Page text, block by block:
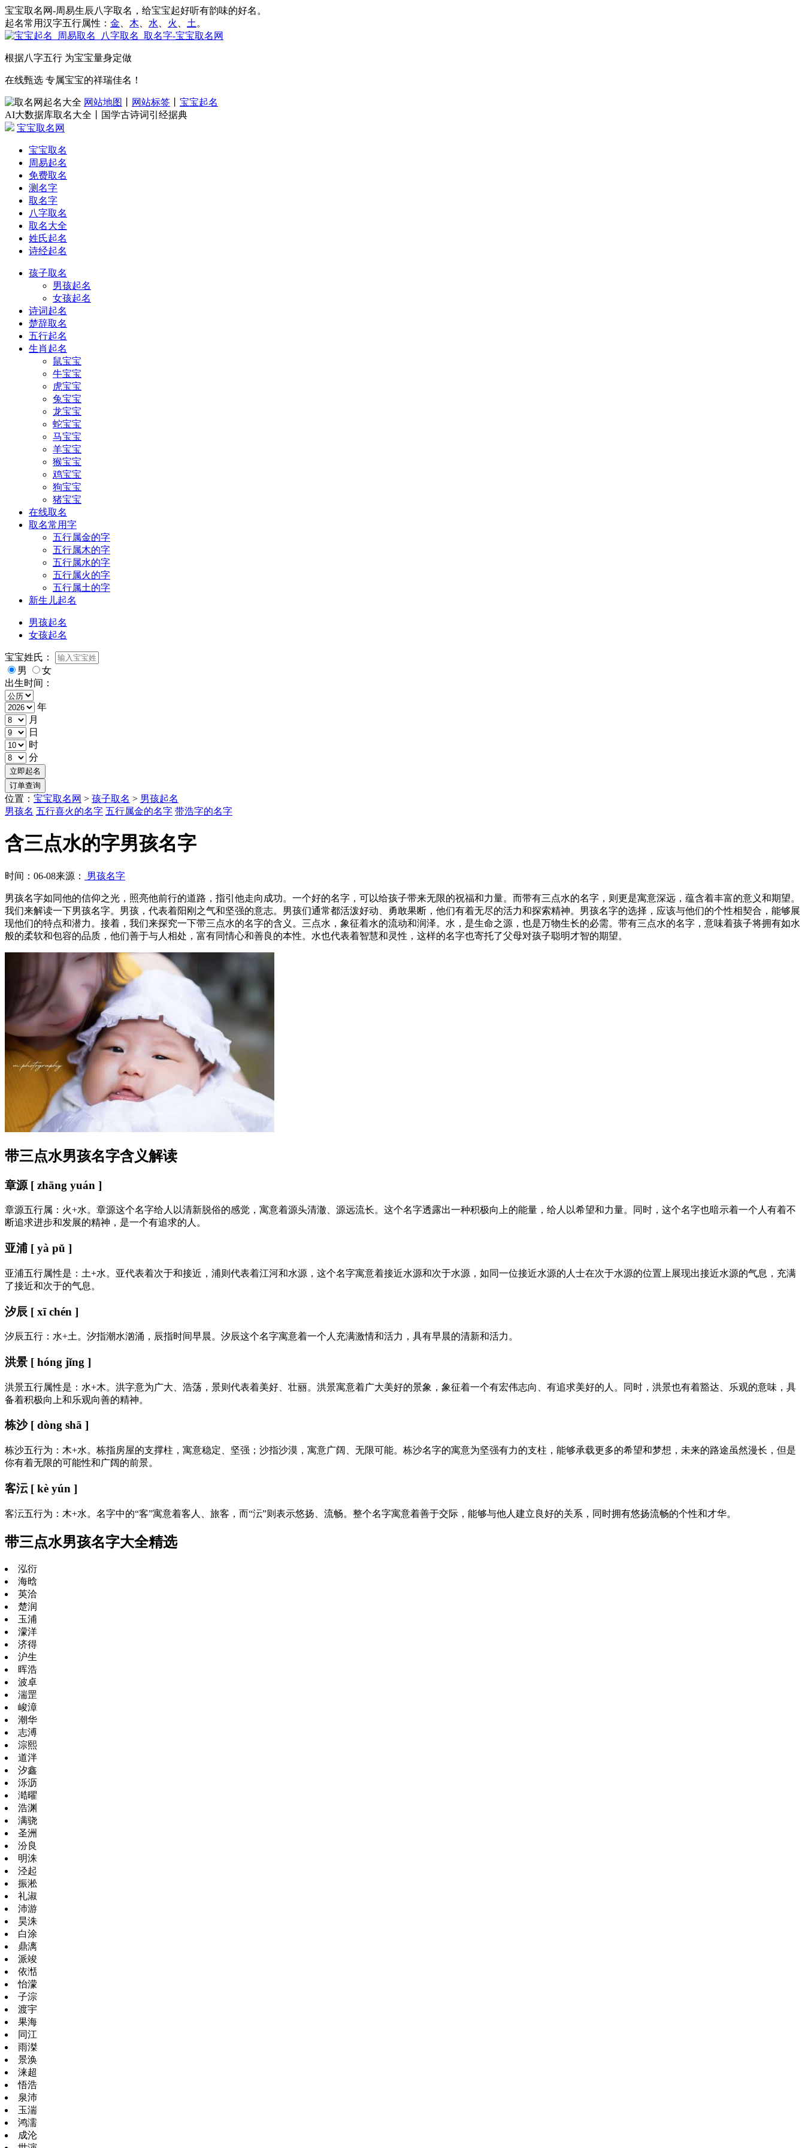
宝宝取名网-周易生辰八字取名，给宝宝起好听有韵味的好名。
起名常用汉字五行属性： 金 木 水 火 土 。
根据八字五行 为宝宝量身定做
在线甄选 专属宝宝的祥瑞佳名！
网站地图 网站标签
宝宝起名
AI大数据库取名大全丨国学古诗词引经据典
宝宝取名网
宝宝取名
周易起名
免费取名
测名字
取名字
八字取名
取名大全
姓氏起名
诗经起名
孩子取名
男孩起名
女孩起名
诗词起名
楚辞取名
五行起名
生肖起名
鼠宝宝
牛宝宝
虎宝宝
兔宝宝
龙宝宝
蛇宝宝
马宝宝
羊宝宝
猴宝宝
鸡宝宝
狗宝宝
猪宝宝
在线取名
取名常用字
五行属金的字
五行属木的字
五行属水的字
五行属火的字
五行属土的字
新生儿起名
男孩起名
女孩起名
宝宝姓氏：
男
女
出生时间：
年
月
日
时
分
位置： 宝宝取名网 > 孩子取名 > 男孩起名
男孩名 五行喜火的名字 五行属金的名字 带浩字的名字
含三点水的字男孩名字
时间：06-08来源： 男孩名字
男孩名字如同他的信仰之光，照亮他前行的道路，指引他走向成功。一个好的名字，可以给孩子带来无限的祝福和力量。而带有三点水的名字，则更是寓意深远，蕴含着丰富的意义和期望。
我们来解读一下男孩名字。男孩，代表着阳刚之气和坚强的意志。男孩们通常都活泼好动、勇敢果断，他们有着无尽的活力和探索精神。男孩名字的选择，应该与他们的个性相契合，能够展
现他们的特点和潜力。接着，我们来探究一下带三点水的名字的含义。三点水，象征着水的流动和润泽。水，是生命之源，也是万物生长的必需。带有三点水的名字，意味着孩子将拥有如水
般的柔软和包容的品质，他们善于与人相处，富有同情心和善良的本性。水也代表着智慧和灵性，这样的名字也寄托了父母对孩子聪明才智的期望。
带三点水男孩名字含义解读
章源 [ zhāng yuán ]
章源五行属：火+水。章源这个名字给人以清新脱俗的感觉，寓意着源头清澈、源远流长。这个名字透露出一种积极向上的能量，给人以希望和力量。同时，这个名字也暗示着一个人有着不
断追求进步和发展的精神，是一个有追求的人。
亚浦 [ yà pǔ ]
亚浦五行属性是：土+水。亚代表着次于和接近，浦则代表着江河和水源，这个名字寓意着接近水源和次于水源，如同一位接近水源的人士在次于水源的位置上展现出接近水源的气息，充满
了接近和次于的气息。
汐辰 [ xī chén ]
汐辰五行：水+土。汐指潮水汹涌，辰指时间早晨。汐辰这个名字寓意着一个人充满激情和活力，具有早晨的清新和活力。
洪景 [ hóng jǐng ]
洪景五行属性是：水+木。洪字意为广大、浩荡，景则代表着美好、壮丽。洪景寓意着广大美好的景象，象征着一个有宏伟志向、有追求美好的人。同时，洪景也有着豁达、乐观的意味，具
备着积极向上和乐观向善的精神。
栋沙 [ dòng shā ]
栋沙五行为：木+水。栋指房屋的支撑柱，寓意稳定、坚强；沙指沙漠，寓意广阔、无限可能。栋沙名字的寓意为坚强有力的支柱，能够承载更多的希望和梦想，未来的路途虽然漫长，但是
你有着无限的可能性和广阔的前景。
客沄 [ kè yún ]
客沄五行为：木+水。名字中的“客”寓意着客人、旅客，而“沄”则表示悠扬、流畅。整个名字寓意着善于交际，能够与他人建立良好的关系，同时拥有悠扬流畅的个性和才华。
带三点水男孩名字大全精选
泓衍
海晗
英洽
楚润
玉浦
濛洋
济得
沪生
晖浩
波卓
湍罡
峻漳
潮华
志溥
淙熙
道泮
汐鑫
泺沥
澔曜
浩渊
满骁
圣洲
汾良
明洙
泾起
振淞
礼淑
沛游
昊洙
白涂
鼎漓
派竣
依湉
怡濛
子淙
渡宇
果海
同江
雨滐
景涣
涞超
悟浩
泉沛
玉湍
鸿濡
成沦